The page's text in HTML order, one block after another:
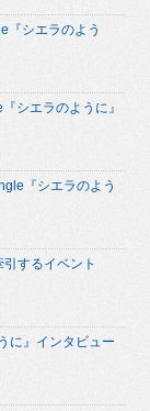
『シエラのよう
シエラのように』
『シエラのよう
するイベント
に』インタビュー